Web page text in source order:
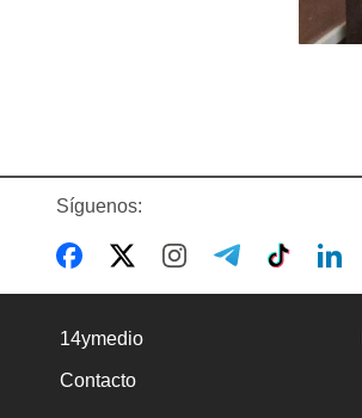
Síguenos:
14ymedio
Contacto